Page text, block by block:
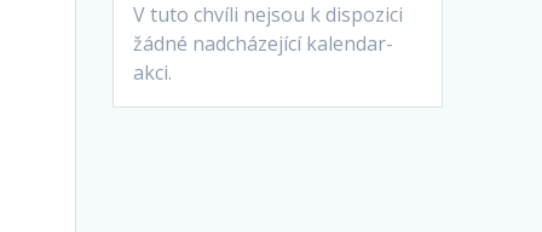
V tuto chvíli nejsou k dispozici
žádné nadcházející kalendar-
akci.